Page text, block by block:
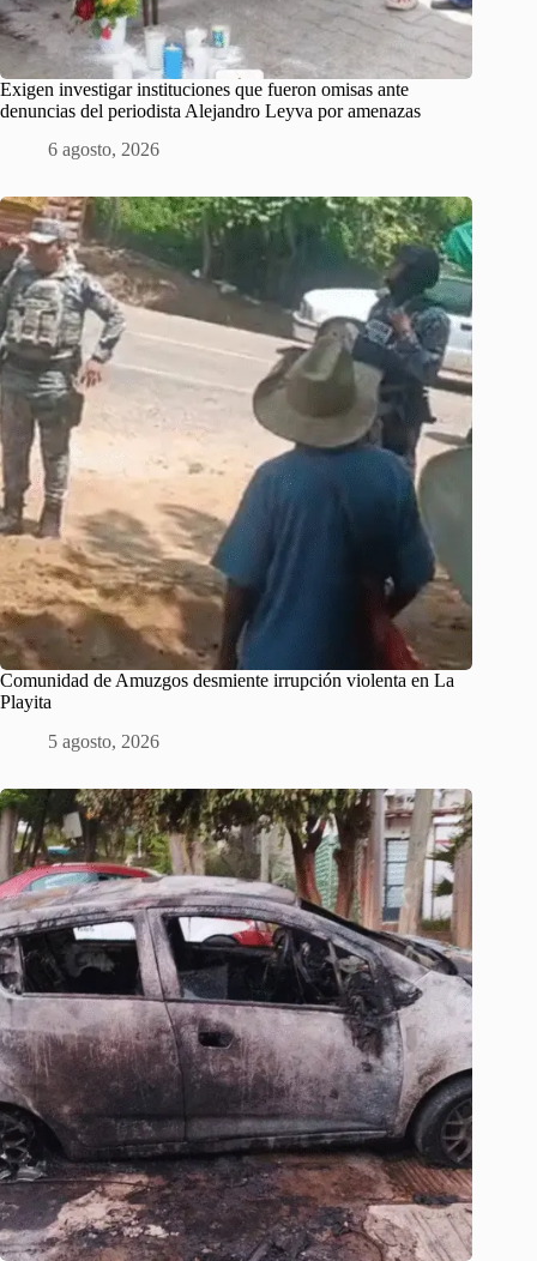
Exigen investigar instituciones que fueron omisas ante
denuncias del periodista Alejandro Leyva por amenazas
6 agosto, 2026
Comunidad de Amuzgos desmiente irrupción violenta en La
Playita
5 agosto, 2026